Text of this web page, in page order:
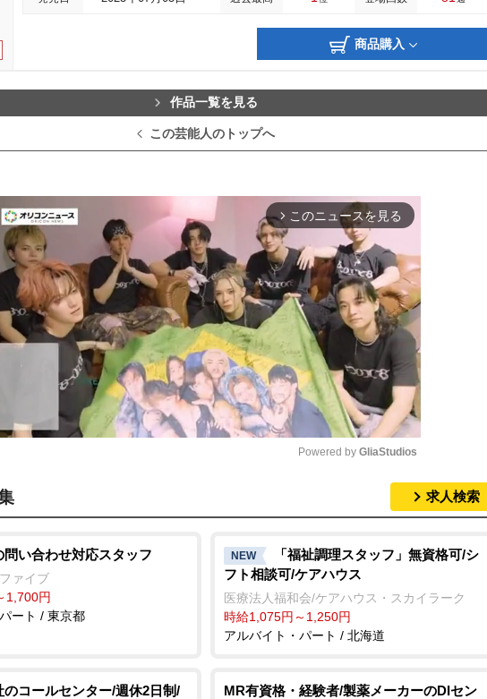
商品購入
作品一覧を見る
この芸能人のトップへ
arrow_forward_ios このニュースを見る
t
e
Powered by GliaStudios
求人検索
問い合わせ対応スタッフ
ァイブ
1,700円
ート / 東京都
NEW
「福祉調理スタッフ」無資格可/シ
フト相談可/ケアハウス
医療法人福和会/ケアハウス・スカイラーク
時給1,075円～1,250円
アルバイト・パート / 北海道
のコールセンター/週休2日制/
MR有資格・経験者/製薬メーカーのDIセン